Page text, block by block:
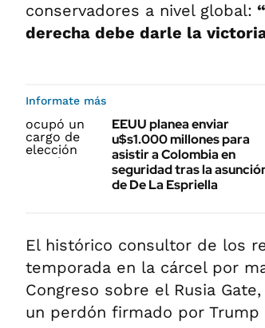
conservadores a nivel global:
derecha debe darle la
Informate más
EEUU planea enviar
u$s1.000 millones para
asistir a Colombia en
seguridad tras la
de De La Espriella
El histórico consultor de los
temporada en la cárcel por
Congreso sobre el Rusia
un perdón firmado por